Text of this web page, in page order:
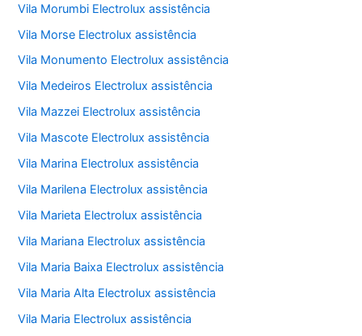
Vila Morumbi Electrolux assistência
Vila Morse Electrolux assistência
Vila Monumento Electrolux assistência
Vila Medeiros Electrolux assistência
Vila Mazzei Electrolux assistência
Vila Mascote Electrolux assistência
Vila Marina Electrolux assistência
Vila Marilena Electrolux assistência
Vila Marieta Electrolux assistência
Vila Mariana Electrolux assistência
Vila Maria Baixa Electrolux assistência
Vila Maria Alta Electrolux assistência
Vila Maria Electrolux assistência